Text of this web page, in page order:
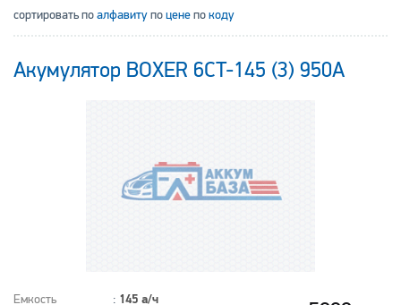
СТАТЬИ
О НАС
сортировать поалфавитупоценепокоду
Акумулятор BOXER 6CT-145 (3) 950A
Емкость : 145 а/ч